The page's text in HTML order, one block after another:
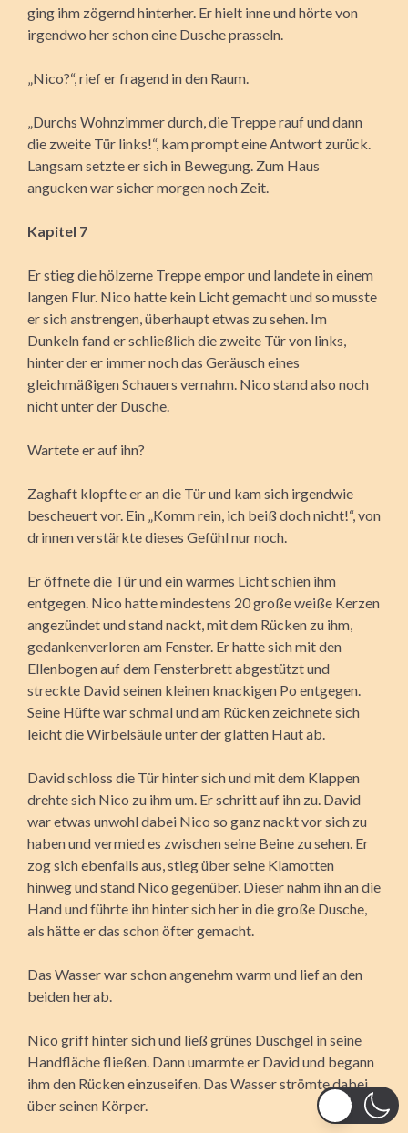
ging ihm zögernd hinterher. Er hielt inne und hörte von
irgendwo her schon eine Dusche prasseln.
„Nico?“, rief er fragend in den Raum.
„Durchs Wohnzimmer durch, die Treppe rauf und dann
die zweite Tür links!“, kam prompt eine Antwort zurück.
Langsam setzte er sich in Bewegung. Zum Haus
angucken war sicher morgen noch Zeit.
Kapitel 7
Er stieg die hölzerne Treppe empor und landete in einem
langen Flur. Nico hatte kein Licht gemacht und so musste
er sich anstrengen, überhaupt etwas zu sehen. Im
Dunkeln fand er schließlich die zweite Tür von links,
hinter der er immer noch das Geräusch eines
gleichmäßigen Schauers vernahm. Nico stand also noch
nicht unter der Dusche.
Wartete er auf ihn?
Zaghaft klopfte er an die Tür und kam sich irgendwie
bescheuert vor. Ein „Komm rein, ich beiß doch nicht!“, von
drinnen verstärkte dieses Gefühl nur noch.
Er öffnete die Tür und ein warmes Licht schien ihm
entgegen. Nico hatte mindestens 20 große weiße Kerzen
angezündet und stand nackt, mit dem Rücken zu ihm,
gedankenverloren am Fenster. Er hatte sich mit den
Ellenbogen auf dem Fensterbrett abgestützt und
streckte David seinen kleinen knackigen Po entgegen.
Seine Hüfte war schmal und am Rücken zeichnete sich
leicht die Wirbelsäule unter der glatten Haut ab.
David schloss die Tür hinter sich und mit dem Klappen
drehte sich Nico zu ihm um. Er schritt auf ihn zu. David
war etwas unwohl dabei Nico so ganz nackt vor sich zu
haben und vermied es zwischen seine Beine zu sehen. Er
zog sich ebenfalls aus, stieg über seine Klamotten
hinweg und stand Nico gegenüber. Dieser nahm ihn an die
Hand und führte ihn hinter sich her in die große Dusche,
als hätte er das schon öfter gemacht.
Das Wasser war schon angenehm warm und lief an den
beiden herab.
Nico griff hinter sich und ließ grünes Duschgel in seine
Handfläche fließen. Dann umarmte er David und begann
ihm den Rücken einzuseifen. Das Wasser strömte dabei
über seinen Körper.